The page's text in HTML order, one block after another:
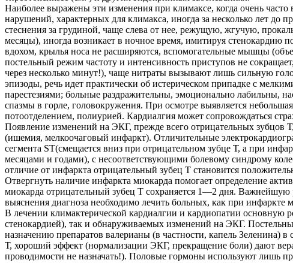
Наиболее выражены эти изменения при климаксе, когда очень
нарушений, характерных для климакса, иногда за несколько лет до
стеснения за грудиной, чаще слева от нее, режущую, жгучую,
месяцы), иногда возникает в ночное время, имитируя стенокардию
вдохом, крылья носа не расширяются, вспомогательные мышцы
постельный режим частоту и интенсивность приступов не
через несколько минут!), чаще нитраты вызывают лишь сильную
эпизоды, речь идет практически об истерическом припадке с
парестезиями; больные раздражительны, эмоционально лабильны,
спазмы в горле, головокружения. При осмотре выявляется
потоотделением, полиурией. Кардиалгия может сопровождаться
Появление изменений на ЭКГ, прежде всего отрицательных
(ишемия, мелкоочаговый инфаркт). Отличительные
сегмента SТ(смещается вниз при отрицательном зубце Т, а при
месяцами и годами), с несоответствующими болевому синдрому
отличие от инфаркта отрицательный зубец Т становится
Отвергнуть наличие инфаркта миокарда помогает определение
миокарда отрицательный зубец Т сохраняется 1—2 дня. Важнейшую
выяснения диагноза необходимо лечить больных, как при инфаркте
В лечении климактерической кардиалгии и кардиопатии основную
стенокардией), так и обнаруживаемых изменений на ЭКГ.
назначению препаратов валерианы (в частности, капель Зеленина)
Т, хороший эффект (нормализации ЭКГ, прекращение боли) дают
проводимости не назначать!). Половые гормоны используют лишь